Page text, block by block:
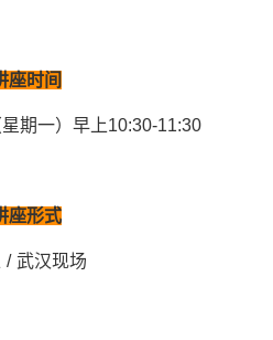
座时间
期一）早上10:30-11:30
座形式
/ 武汉现场